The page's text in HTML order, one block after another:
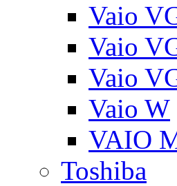
Vaio
Vaio
Vaio
Vaio W
VAIO
Toshiba